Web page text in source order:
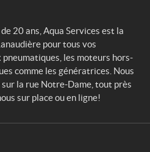
20 ans, Aqua Services est la
pour tous vos
les moteurs hors-
comme les génératrices. Nous
la rue Notre-Dame, tout près
sur place ou en ligne!